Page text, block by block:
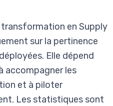
en Supply
sur la pertinence
Elle dépend
accompagner les
et à piloter
Les statistiques sont